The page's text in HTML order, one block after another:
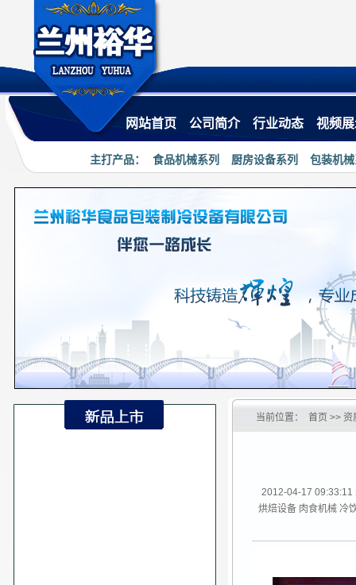
网站首页 公司简介 行业动态 视频
主打产品： 食品机械系列 厨房设备系列 包装机
当前位置： 首页 >> 资
2012-04-17 09:33:11
烘焙设备 肉食机械 冷